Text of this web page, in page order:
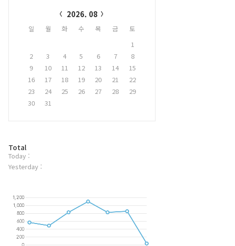
2026. 08
일 월 화 수 목 금
토
1
2
3 4 5 6 7
8
9
10 11 12 13 14
15
16
17 18 19 20 21
22
23
24 25 26 27 28
29
30
31
방
문
자
Total
Today :
Yesterday :